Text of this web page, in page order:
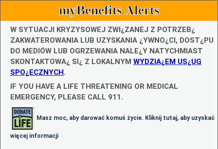
myBenefits Alerts
W SYTUACJI KRYZYSOWEJ ZWI¿ZANEJ Z POTRZEB¿
ZAKWATEROWANIA LUB UZYSKANIA ¿YWNO¿CI, DOST¿PU
DO MEDIÓW LUB OGRZEWANIA NALE¿Y NATYCHMIAST
SKONTAKTOWA¿ SI¿ Z LOKALNYM WYDZIA¿EM US¿UG
SPO¿ECZNYCH.
IF YOU HAVE A LIFE THREATENING OR MEDICAL
EMERGENCY, PLEASE CALL 911.
Masz moc, aby darować komuś życie. Kliknij tutaj, aby uzyskać
więcej informacji